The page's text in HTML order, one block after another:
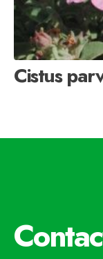
Cistus